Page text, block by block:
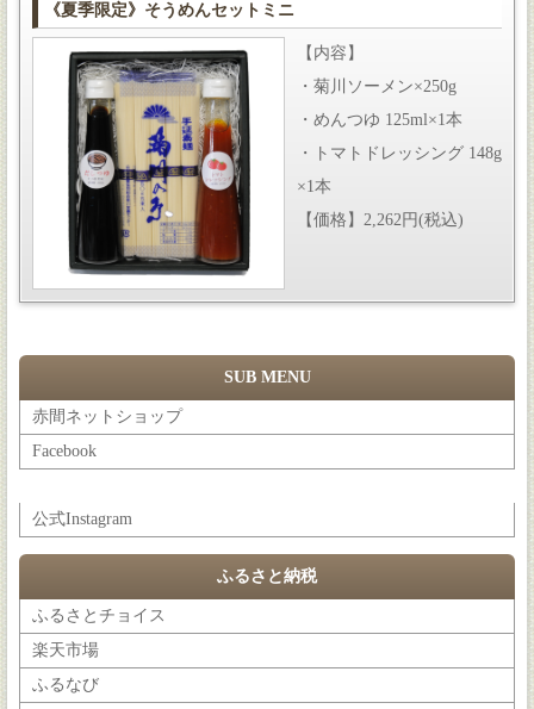
《夏季限定》そうめんセットミニ
【内容】
・菊川ソーメン×250g
・めんつゆ 125ml×1本
・トマトドレッシング 148g
×1本
【価格】2,262円(税込)
SUB MENU
赤間ネットショップ
Facebook
公式Instagram
ふるさと納税
ふるさとチョイス
楽天市場
ふるなび